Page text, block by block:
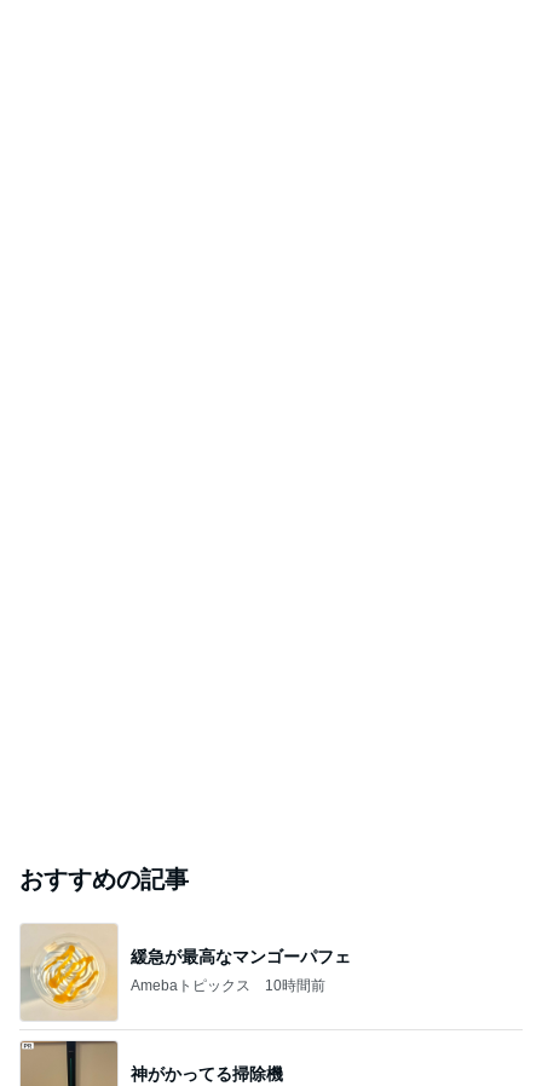
おすすめの記事
緩急が最高なマンゴーパフェ
Amebaトピックス 10時間前
神がかってる掃除機